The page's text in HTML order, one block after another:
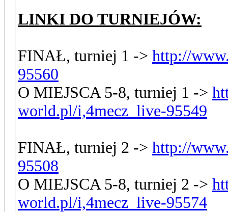
LINKI DO TURNIEJÓW:
FINAŁ, turniej 1 -> http://
95560
O MIEJSCA 5-8, turniej 1 ->
world.pl/i,4mecz_live-95549
FINAŁ, turniej 2 -> http://
95508
O MIEJSCA 5-8, turniej 2 ->
world.pl/i,4mecz_live-95574